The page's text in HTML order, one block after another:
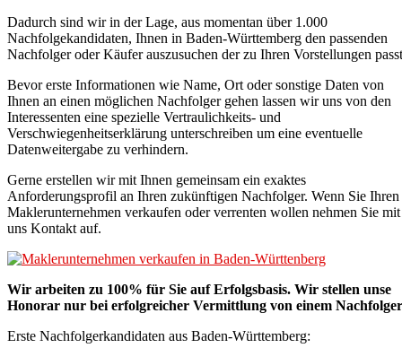
Dadurch sind wir in der Lage, aus momentan über 1.000
Nachfolgekandidaten, Ihnen in Baden-Württemberg den passenden
Nachfolger oder Käufer auszusuchen der zu Ihren Vorstellungen
Bevor erste Informationen wie Name, Ort oder sonstige Daten von
Ihnen an einen möglichen Nachfolger gehen lassen wir uns von den
Interessenten eine spezielle Vertraulichkeits- und
Verschwiegenheitserklärung unterschreiben um eine eventuelle
Datenweitergabe zu verhindern.
Gerne erstellen wir mit Ihnen gemeinsam ein exaktes
Anforderungsprofil an Ihren zukünftigen Nachfolger. Wenn Sie Ihren
Maklerunternehmen verkaufen oder verrenten wollen nehmen Sie mit
uns Kontakt auf.
Wir arbeiten zu 100% für Sie auf Erfolgsbasis. Wir stellen unse
Honorar nur bei erfolgreicher Vermittlung von einem
Erste Nachfolgerkandidaten aus Baden-Württemberg: